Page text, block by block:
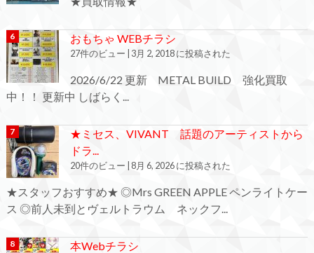
おもちゃ WEBチラシ
27件のビュー 3月 2, 2018 に投稿された
2026/6/22 更新 METAL BUILD 強化買取
中！！ 更新中 しばらく...
★ミセス、VIVANT 話題のアーティストから
ドラ...
20件のビュー 8月 6, 2026 に投稿された
★スタッフおすすめ★ ◎Mrs GREEN APPLE ペンライトケー
ス ◎前人未到とヴェルトラウム ネックフ...
本Webチラシ